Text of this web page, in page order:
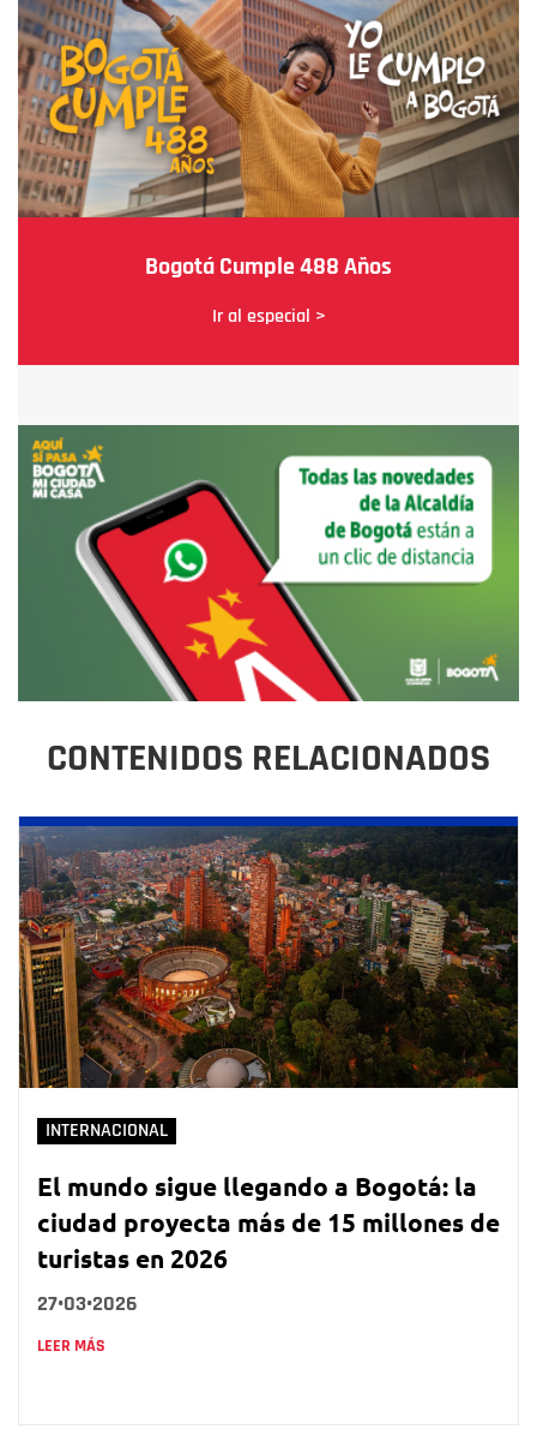
Bogotá Cumple 488 Años
Ir al especial >
CONTENIDOS RELACIONADOS
INTERNACIONAL
El mundo sigue llegando a Bogotá: la
ciudad proyecta más de 15 millones de
turistas en 2026
27•03•2026
LEER MÁS